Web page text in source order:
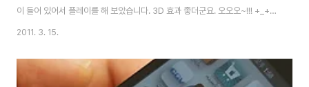
이 들어 있어서 플레이를 해 보았습니다. 3D 효과 좋더군요. 오오오~!!! +_+
하지만 하는 사람에 따라 눈이 좀 피로할 수도 있겠다 생각이 들었습니다. 다행
다. 3D를 끈채로 플레이를 해도 매우 좋은 퀄리티를 보여주더군요. ^^ 크기 및
첫인상은 NDSL과 크게 다르지 않습니다. 조금 더 두툼한 듯 하나 크게 느껴지
2011. 3. 15.